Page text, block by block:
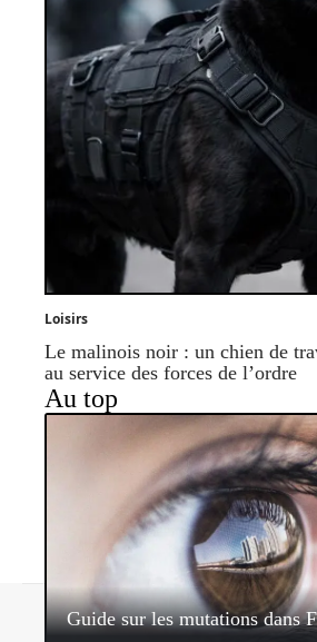
Loisirs
Le malinois noir : un chien de
au service des forces de l’ordre
Au top
Guide sur les mutations dans
Contact Mentions légales